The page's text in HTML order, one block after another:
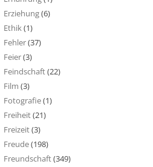
Erziehung(6)
Ethik(1)
Fehler(37)
Feier(3)
Feindschaft(22)
Film (3)
Fotografie(1)
Freiheit(21)
Freizeit(3)
Freude(198)
Freundschaft(349)